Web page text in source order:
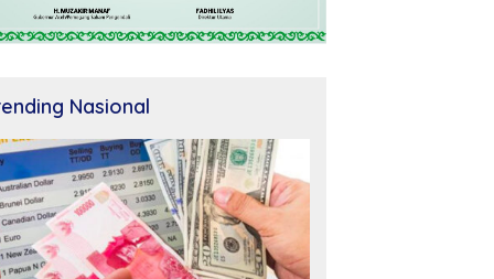
Nasional